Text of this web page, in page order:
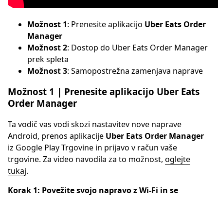
Možnost 1: Prenesite aplikacijo Uber Eats Order
Manager
Možnost 2: Dostop do Uber Eats Order Manager
prek spleta
Možnost 3: Samopostrežna zamenjava naprave
Možnost 1 | Prenesite aplikacijo Uber Eats
Order Manager
Ta vodič vas vodi skozi nastavitev nove naprave
Android, prenos aplikacije Uber Eats Order Manager
iz Google Play Trgovine in prijavo v račun vaše
trgovine. Za video navodila za to možnost, oglejte
tukaj.
Korak 1: Povežite svojo napravo z Wi-Fi in se